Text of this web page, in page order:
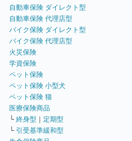
自動車保険 ダイレクト型
自動車保険 代理店型
バイク保険 ダイレクト型
バイク保険 代理店型
火災保険
学資保険
ペット保険
ペット保険 小型犬
ペット保険 猫
医療保険商品
└ 終身型 ｜ 定期型
└ 引受基準緩和型